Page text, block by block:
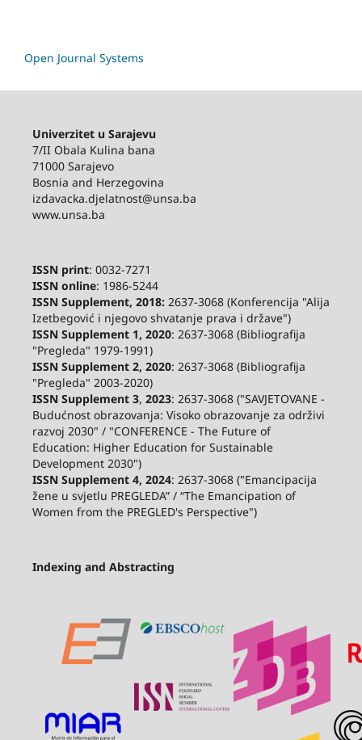
Open Journal Systems
Univerzitet u Sarajevu
7/II Obala Kulina bana
71000 Sarajevo
Bosnia and Herzegovina
izdavacka.djelatnost@unsa.ba
www.unsa.ba
ISSN print: 0032-7271
ISSN online: 1986-5244
ISSN Supplement, 2018:2637-3068 (Konferencija "Alija
Izetbegović i njegovo shvatanje prava i države")
ISSN Supplement 1, 2020: 2637-3068 (Bibliografija
"Pregleda" 1979-1991)
ISSN Supplement 2, 2020: 2637-3068 (Bibliografija
"Pregleda" 2003-2020)
ISSN Supplement 3, 2023: 2637-3068 ("SAVJETOVANE -
Budućnost obrazovanja: Visoko obrazovanje za održivi
razvoj 2030" / "CONFERENCE - The Future of
Education: Higher Education for Sustainable
Development 2030")
ISSN Supplement 4, 2024: 2637-3068 ("Emancipacija
žene u svjetlu PREGLEDA” / “The Emancipation of
Women from the PREGLED's Perspective")
Indexing and Abstracting